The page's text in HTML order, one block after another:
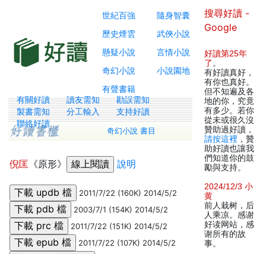
世紀百強
隨身智囊
歷史煙雲
武俠小說
懸疑小說
言情小說
奇幻小說
小說園地
有聲書籍
有關好讀 讀友需知
勘誤需知
製書需知
分工輸入
支持好讀
聯絡好讀
奇幻小說 書目
倪匡 《原形》 說明
2011/7/22 (160K) 2014/5/2
2003/7/1 (154K) 2014/5/2
2011/7/22 (151K) 2014/5/2
2011/7/22 (107K) 2014/5/2
搜尋好讀 -
Google
好讀第25年
了 。
有好讀真好，
有你也真好。
但不知遍及各
地的你，究竟
有多少。若你
從未或很久沒
贊助過好讀，
請按這裡 ，贊
助好讀也讓我
們知道你的鼓
勵與支持。
2024/12/3 小
黄
前人栽树，后
人乘凉。感谢
好读网站，感
谢所有的故
事。